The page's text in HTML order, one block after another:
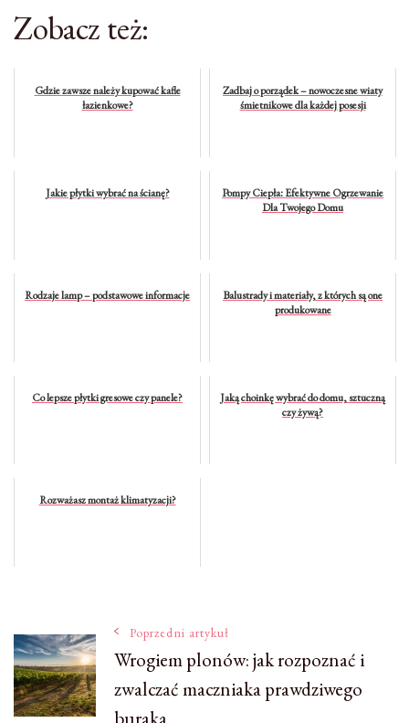
Zobacz też:
Gdzie zawsze należy kupować kafle
łazienkowe?
Zadbaj o porządek – nowoczesne wiaty
śmietnikowe dla każdej posesji
Jakie płytki wybrać na ścianę?
Pompy Ciepła: Efektywne Ogrzewanie
Dla Twojego Domu
Rodzaje lamp – podstawowe informacje
Balustrady i materiały, z których są one
produkowane
Co lepsze płytki gresowe czy panele?
Jaką choinkę wybrać do domu, sztuczną
czy żywą?
Rozważasz montaż klimatyzacji?
Nawigacja
wpisu
Poprzedni artykuł
Wrogiem plonów: jak rozpoznać i
zwalczać maczniaka prawdziwego